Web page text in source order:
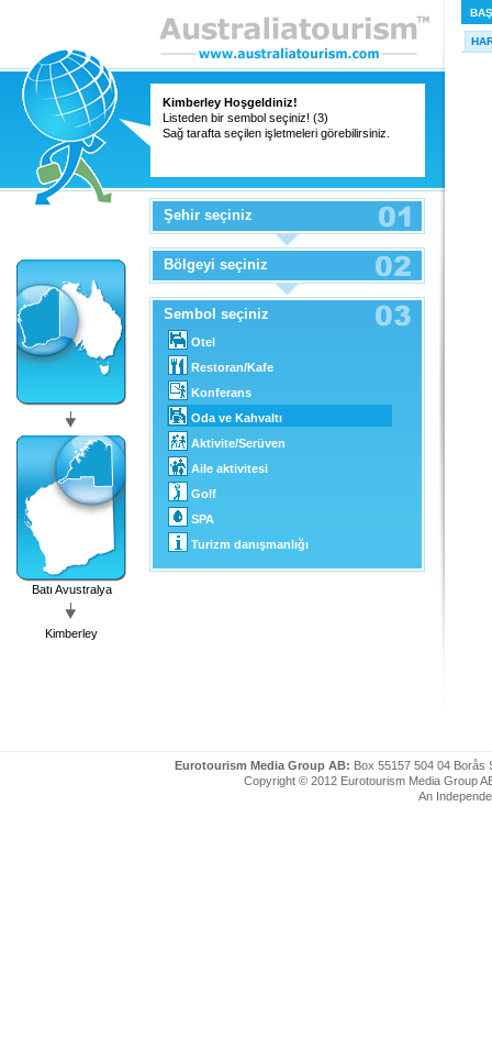
Kimberley Hoşgeldiniz!
Listeden bir sembol seçiniz! (3)
Sağ tarafta seçilen işletmeleri görebilirsiniz.
Batı Avustralya
Kimberley
Şehir seçiniz
Bölgeyi seçiniz
Sembol seçiniz
Otel
Restoran/Kafe
Konferans
Oda ve Kahvaltı
Aktivite/Serüven
Aile aktivitesi
Golf
SPA
Turizm danışmanlığı
Eurotourism Media Group AB: Box 55157 504 04 Borås
Copyright © 2012 Eurotourism Media Group
An